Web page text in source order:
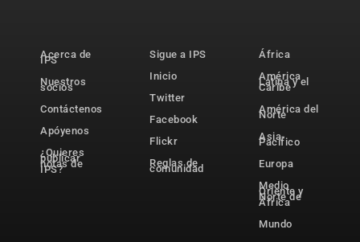
Acerca de
IPS
Nuestros
socios
Contáctenos
Apóyenos
¿Quieres
publicar
notas de
IPS?
Sigue a IPS
Inicio
Twitter
Facebook
Flickr
Reglas de
comunidad
África
América
Latina y el
Caribe
América del
Norte
Asia-
Pacífico
Europa
Medio
Oriente y
Norte de
África
Mundo